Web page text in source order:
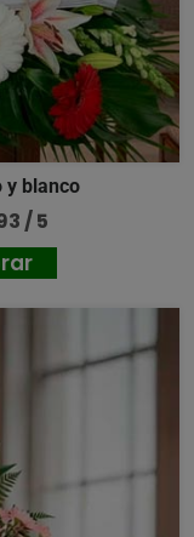
y blanco
/ 5